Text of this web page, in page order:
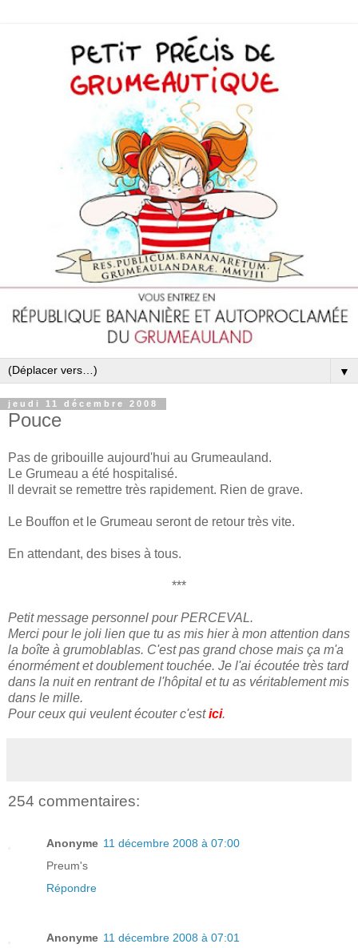
▼
jeudi 11 décembre 2008
Pouce
Pas de gribouille aujourd'hui au Grumeauland.
Le Grumeau a été hospitalisé.
Il devrait se remettre très rapidement. Rien de grave.
Le Bouffon et le Grumeau seront de retour très vite.
En attendant, des bises à tous.
***
Petit message personnel pour PERCEVAL.
Merci pour le joli lien que tu as mis hier à mon attention dans
la boîte à grumoblablas. C'est pas grand chose mais ça m'a
énormément et doublement touchée. Je l'ai écoutée très tard
dans la nuit en rentrant de l'hôpital et tu as véritablement mis
dans le mille.
Pour ceux qui veulent écouter c'estici.
254 commentaires:
Anonyme 11 décembre 2008 à 07:00
Preum's
Répondre
Anonyme 11 décembre 2008 à 07:01